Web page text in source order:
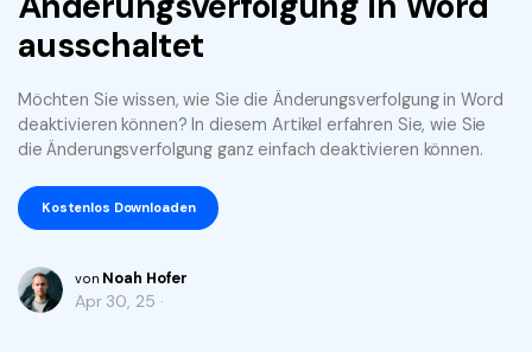
Lösungen
Über uns
Shop
Support
Desktop
PDFelement für Windows
PDFelement für Mac
Mobile App
PDFelement für iPhone/iPad
Cloud
Lösungen
PDF lesen
PDF kommentieren
PDF erstellen
PDF drucken
Heiße Themen
Mac-Software
OCR PDF Tipps
Business
KMU von 1-10p
Jetzt kaufen
ausschaltet
Möchten Sie wissen, wie Sie die Änderungsverfolgung in Word
deaktivieren können? In diesem Artikel erfahren Sie, wie Sie
die Änderungsverfolgung ganz einfach deaktivieren können.
Kostenlos Downloaden
von Noah Hofer
Apr 30, 25 ·